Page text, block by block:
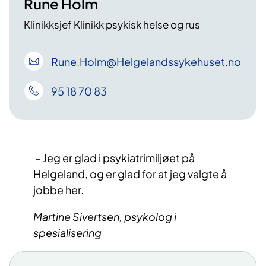
Rune Holm
Klinikksjef Klinikk psykisk helse og rus
Rune .Holm@Helgelandssykehuset .no
95 18 70 83
– Jeg er glad i psykiatrimiljøet på
Helgeland, og er glad for at jeg valgte å
jobbe her.
Martine Sivertsen, psykolog i
spesialisering